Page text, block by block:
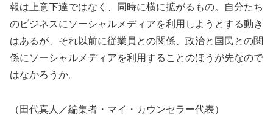
報は上意下達ではなく、同時に横に拡がるもの。自分たち
のビジネスにソーシャルメディアを利用しようとする動き
はあるが、それ以前に従業員との関係、政治と国民との関
係にソーシャルメディアを利用することのほうが先なので
はなかろうか。
（田代真人／編集者・マイ・カウンセラー代表）